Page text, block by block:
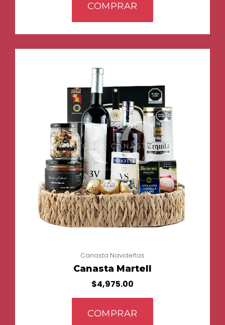
COMPRAR
Canasta Navideñas
Canasta Martell
$4,975.00
COMPRAR